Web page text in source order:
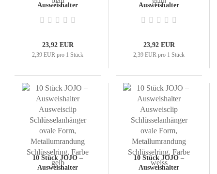
Ausweishalter
Schlüsselanhänger ovale
Metallumrandung
Schlüsselring, Farbe
23,92 EUR
2,39 EUR pro 1 Stück
Ausweishalter
Schlüsselanhänger ovale
Metallumrandung
Schlüsselring, Farbe
23,92 EUR
2,39 EUR pro 1 Stück
10 Stück JOJO –
Ausweishalter
10 Stück JOJO –
Ausweishalter